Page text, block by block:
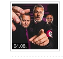
04.08.